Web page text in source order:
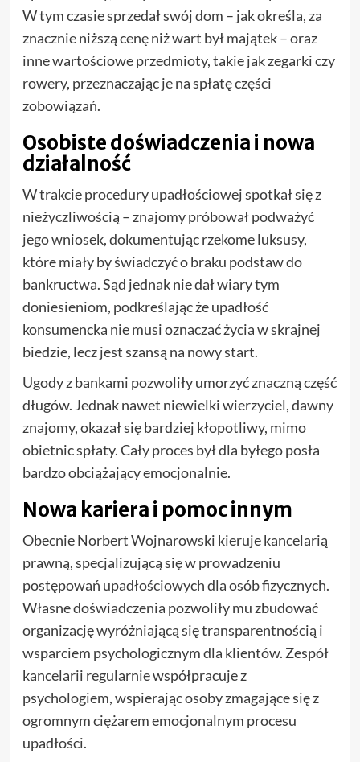
W tym czasie sprzedał swój dom – jak określa, za
znacznie niższą cenę niż wart był majątek – oraz
inne wartościowe przedmioty, takie jak zegarki czy
rowery, przeznaczając je na spłatę części
zobowiązań.
Osobiste doświadczenia i nowa
działalność
W trakcie procedury upadłościowej spotkał się z
nieżyczliwością – znajomy próbował podważyć
jego wniosek, dokumentując rzekome luksusy,
które miały by świadczyć o braku podstaw do
bankructwa. Sąd jednak nie dał wiary tym
doniesieniom, podkreślając że upadłość
konsumencka nie musi oznaczać życia w skrajnej
biedzie, lecz jest szansą na nowy start.
Ugody z bankami pozwoliły umorzyć znaczną część
długów. Jednak nawet niewielki wierzyciel, dawny
znajomy, okazał się bardziej kłopotliwy, mimo
obietnic spłaty. Cały proces był dla byłego posła
bardzo obciążający emocjonalnie.
Nowa kariera i pomoc innym
Obecnie Norbert Wojnarowski kieruje kancelarią
prawną, specjalizującą się w prowadzeniu
postępowań upadłościowych dla osób fizycznych.
Własne doświadczenia pozwoliły mu zbudować
organizację wyróżniającą się transparentnością i
wsparciem psychologicznym dla klientów. Zespół
kancelarii regularnie współpracuje z
psychologiem, wspierając osoby zmagające się z
ogromnym ciężarem emocjonalnym procesu
upadłości.